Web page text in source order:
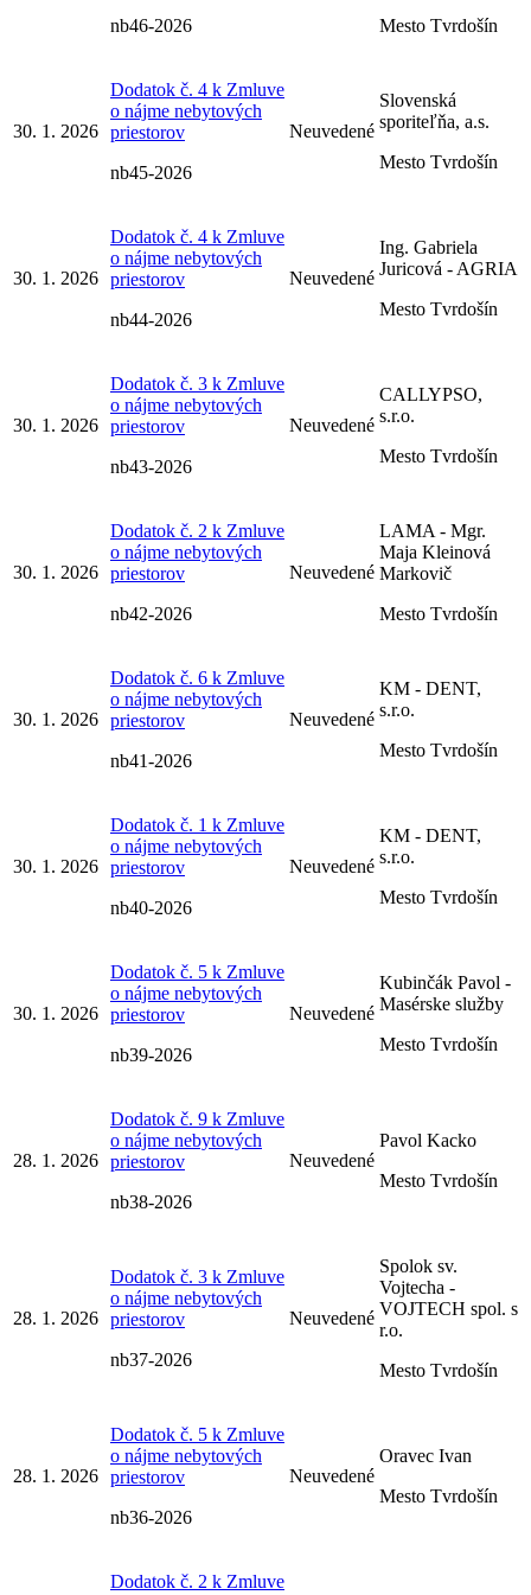
nb46-2026
Mesto Tvrdošín
30. 1. 2026
Dodatok č. 4 k Zmluve
o nájme nebytových
priestorov
nb45-2026
Neuvedené
Slovenská
sporiteľňa, a.s.
Mesto Tvrdošín
30. 1. 2026
Dodatok č. 4 k Zmluve
o nájme nebytových
priestorov
nb44-2026
Neuvedené
Ing. Gabriela
Juricová - AGRIA
Mesto Tvrdošín
30. 1. 2026
Dodatok č. 3 k Zmluve
o nájme nebytových
priestorov
nb43-2026
Neuvedené
CALLYPSO,
s.r.o.
Mesto Tvrdošín
30. 1. 2026
Dodatok č. 2 k Zmluve
o nájme nebytových
priestorov
nb42-2026
Neuvedené
LAMA - Mgr.
Maja Kleinová
Markovič
Mesto Tvrdošín
30. 1. 2026
Dodatok č. 6 k Zmluve
o nájme nebytových
priestorov
nb41-2026
Neuvedené
KM - DENT,
s.r.o.
Mesto Tvrdošín
30. 1. 2026
Dodatok č. 1 k Zmluve
o nájme nebytových
priestorov
nb40-2026
Neuvedené
KM - DENT,
s.r.o.
Mesto Tvrdošín
30. 1. 2026
Dodatok č. 5 k Zmluve
o nájme nebytových
priestorov
nb39-2026
Neuvedené
Kubinčák Pavol -
Masérske služby
Mesto Tvrdošín
28. 1. 2026
Dodatok č. 9 k Zmluve
o nájme nebytových
priestorov
nb38-2026
Neuvedené
Pavol Kacko
Mesto Tvrdošín
28. 1. 2026
Dodatok č. 3 k Zmluve
o nájme nebytových
priestorov
nb37-2026
Neuvedené
Spolok sv.
Vojtecha -
VOJTECH spol. s
r.o.
Mesto Tvrdošín
28. 1. 2026
Dodatok č. 5 k Zmluve
o nájme nebytových
priestorov
nb36-2026
Neuvedené
Oravec Ivan
Mesto Tvrdošín
Dodatok č. 2 k Zmluve